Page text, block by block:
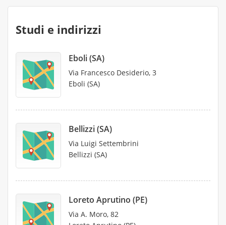
Studi e indirizzi
Eboli (SA)
Via Francesco Desiderio, 3
Eboli (SA)
Bellizzi (SA)
Via Luigi Settembrini
Bellizzi (SA)
Loreto Aprutino (PE)
Via A. Moro, 82